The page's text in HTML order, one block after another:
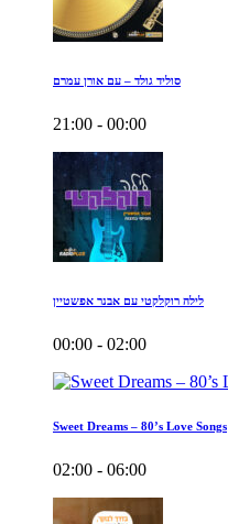
סוליד גולד – עם אורן עמרם
21:00 - 00:00
לילה רוקלקטי עם אבנר אפשטיין
00:00 - 02:00
Sweet Dreams – 80’s Love Songs
02:00 - 06:00